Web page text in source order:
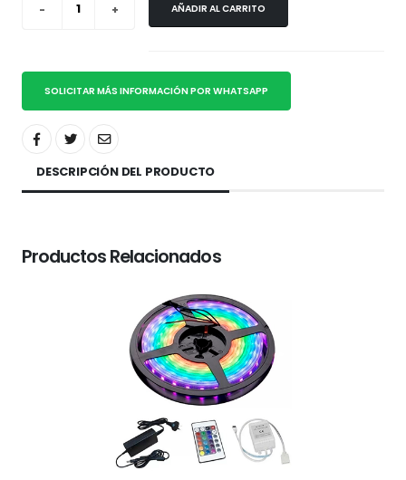
AÑADIR AL CARRITO
SOLICITAR MÁS INFORMACIÓN POR WHATSAPP
DESCRIPCIÓN DEL PRODUCTO
Productos Relacionados